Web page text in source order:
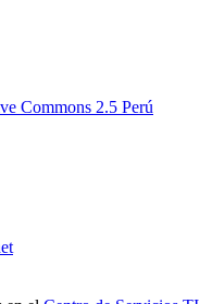
Commons 2.5 Perú